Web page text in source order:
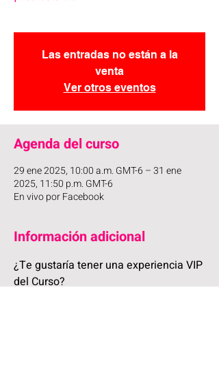
Las entradas no están a la
venta
Ver otros eventos
Agenda del curso
29 ene 2025, 10:00 a.m. GMT-6 – 31 ene
2025, 11:50 p.m. GMT-6
En vivo por Facebook
Información adicional
¿Te gustaría tener una experiencia VIP
del Curso?